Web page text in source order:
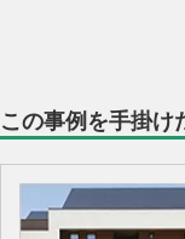
この事例を手掛け